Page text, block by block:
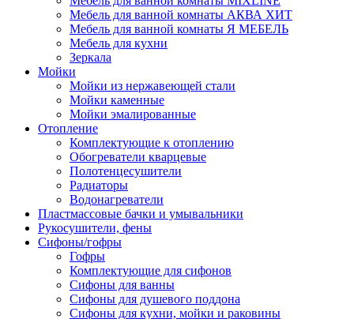
Мебель для ванной комнаты АКВА ХИТ
Мебель для ванной комнаты Я МЕБЕЛЬ
Мебель для кухни
Зеркала
Мойки
Мойки из нержавеющей стали
Мойки каменные
Мойки эмалированные
Отопление
Комплектующие к отоплению
Обогреватели кварцевые
Полотенцесушители
Радиаторы
Водонагреватели
Пластмассовые бачки и умывальники
Рукосушители, фены
Сифоны/гофры
Гофры
Комплектующие для сифонов
Сифоны для ванны
Сифоны для душевого поддона
Сифоны для кухни, мойки и раковины